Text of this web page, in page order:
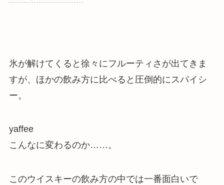
氷が解けてくると徐々にフルーティさが出てきま
すが、ほかの飲み方に比べると圧倒的にスパイシ
ー。
yaffee
こんなに変わるのか……。
このウイスキーの飲み方の中では一番面白いで